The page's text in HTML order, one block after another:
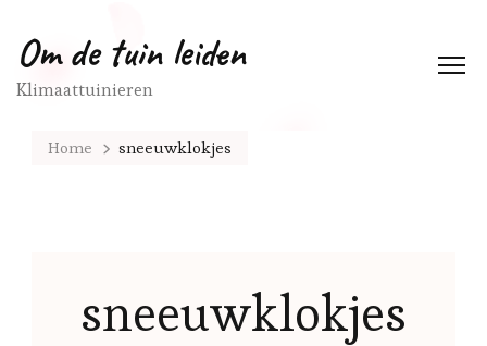
Om de tuin leiden
Klimaattuinieren
Home sneeuwklokjes
sneeuwklokjes